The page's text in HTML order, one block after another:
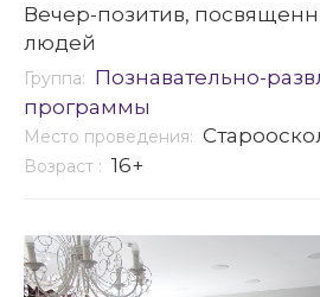
Вечер-позитив,
людей
Группа: Познавательно-
программы
Место проведения:
Возраст : 16+